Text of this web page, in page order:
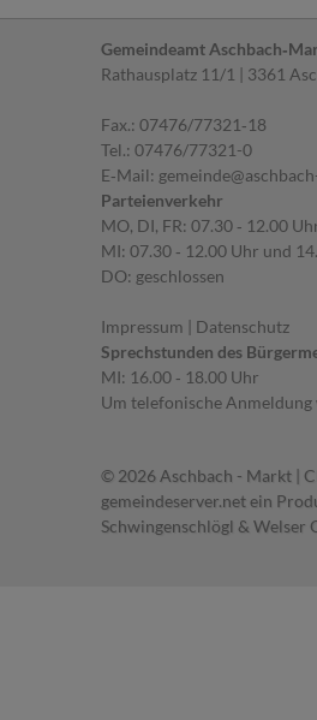
Gemeindeamt
Rathausplatz 11/1 | 3361
Fax.: 07476/77321‐18
Tel.: 07476/77321-0
E‐Mail:
Parteienverkehr
MO, DI, FR: 07.30 ‐ 12.00
MI: 07.30 ‐ 12.00 Uhr und
DO: geschlossen
Impressum | Datenschutz
Sprechstunden des
MI: 16.00 ‐ 18.00 Uhr
Um telefonische Anmeldung
© 2026 Aschbach - Markt |
gemeindeserver.netein
Schwingenschlögl & Welser